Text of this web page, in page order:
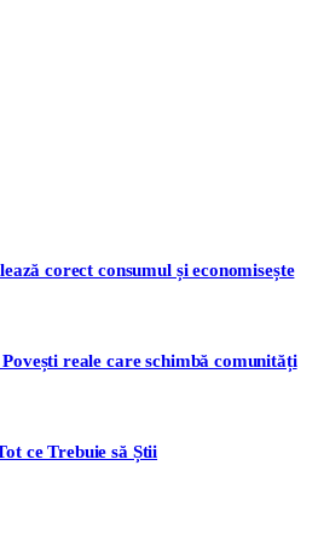
corect consumul și economisește
reale care schimbă comunități
ce Trebuie să Știi